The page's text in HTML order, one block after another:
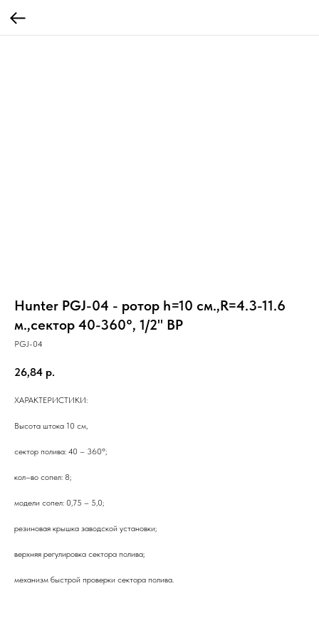
Hunter PGJ-04 - ротор h=10 см.,R=4.3-11.6
м.,сектор 40-360°, 1/2" ВР
PGJ-04
26,84 р.
ХАРАКТЕРИСТИКИ:
Высота штока 10 см,
сектор полива: 40 – 360º;
кол–во сопел: 8;
модели сопел: 0,75 – 5,0;
резиновая крышка заводской установки;
верхняя регулировка сектора полива;
механизм быстрой проверки сектора полива.